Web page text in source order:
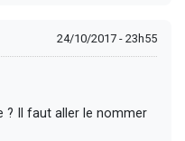
24/10/2017 - 23h55
? Il faut aller le nommer